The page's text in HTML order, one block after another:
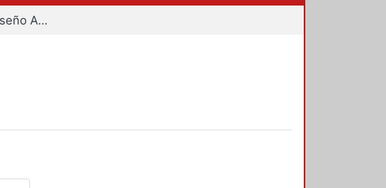
Especialidad en Diseño Ambiental